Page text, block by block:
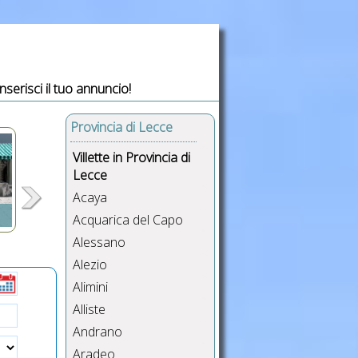
il tuo annuncio!
Provincia di Lecce
Villette in Provincia di
Lecce
Acaya
Acquarica del Capo
Alessano
Alezio
Alimini
Alliste
Andrano
Aradeo